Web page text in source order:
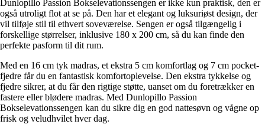
Dunlopillo Passion Bokselevationssengen er ikke kun praktisk, den er
også utroligt flot at se på. Den har et elegant og luksuriøst design, der
vil tilføje stil til ethvert soveværelse. Sengen er også tilgængelig i
forskellige størrelser, inklusive 180 x 200 cm, så du kan finde den
perfekte pasform til dit rum.
Med en 16 cm tyk madras, et ekstra 5 cm komfortlag og 7 cm pocket-
fjedre får du en fantastisk komfortoplevelse. Den ekstra tykkelse og
fjedre sikrer, at du får den rigtige støtte, uanset om du foretrækker en
fastere eller blødere madras. Med Dunlopillo Passion
Bokselevationssengen kan du sikre dig en god nattesøvn og vågne op
frisk og veludhvilet hver dag.